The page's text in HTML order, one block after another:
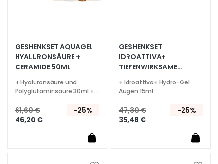
p
e
z
a
b
e
GESHENKSET AQUAGEL
HYALURONSÄURE +
CERAMIDE 50ML
+ Hyaluronsäure und
Polyglutaminsäure 30ml +
46,20 €
61,60 € -25%
GESHENKSET
IDROATTIVA+
TIEFENWIRKSAME
50ML
+ Idroattiva+ Hydro-Gel
Augen 15ml
35,48 €
47,30 € -25%